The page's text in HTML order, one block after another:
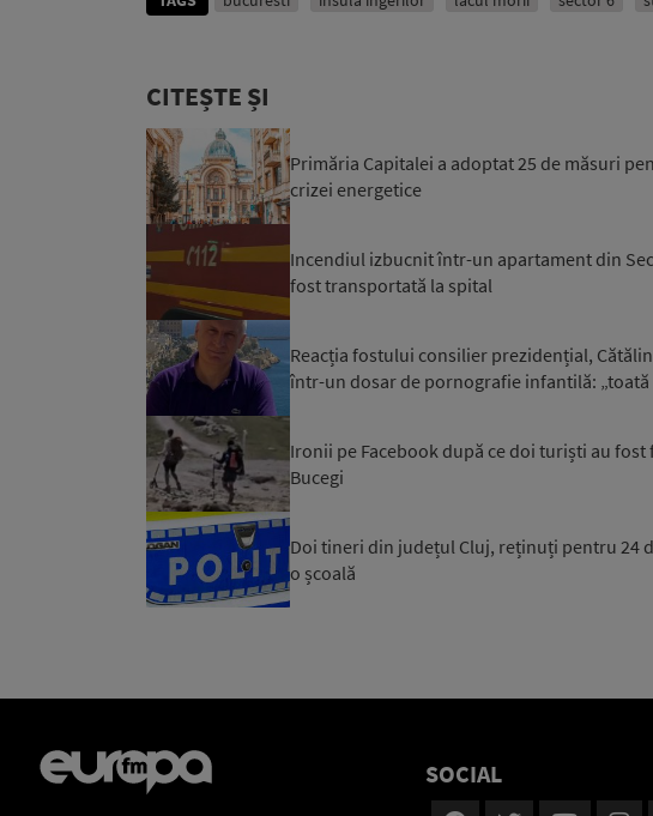
CITEȘTE ȘI
Primăria Capitalei a adoptat 25 de măsuri
crizei energetice
Incendiul izbucnit într-un apartament din
fost transportată la spital
Reacția fostului consilier prezidențial,
într-un dosar de pornografie infantilă: „toată
Ironii pe Facebook după ce doi turiști au
Bucegi
Doi tineri din județul Cluj, reținuți pentru 24
o școală
SOCIAL